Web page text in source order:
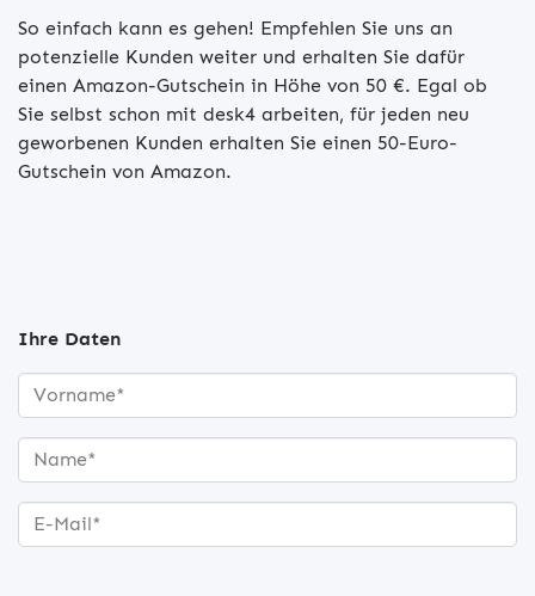
So einfach kann es gehen! Empfehlen Sie uns an
potenzielle Kunden weiter und erhalten Sie dafür
einen Amazon-Gutschein in Höhe von 50 €. Egal ob
Sie selbst schon mit desk4 arbeiten, für jeden neu
geworbenen Kunden erhalten Sie einen 50-Euro-
Gutschein von Amazon.
Ihre Daten